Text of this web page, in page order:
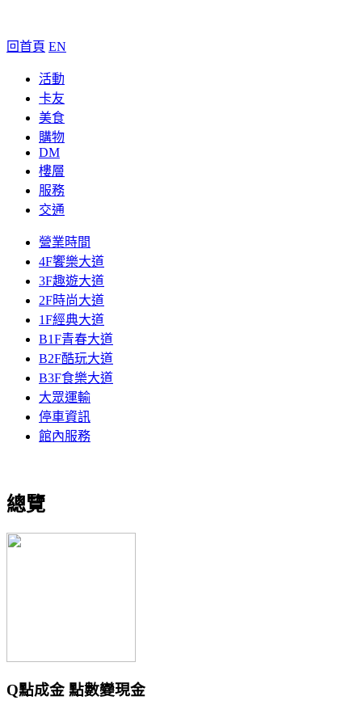
回首頁 EN
活動
卡友
美食
購物
DM
樓層
服務
交通
營業時間
4F饗樂大道
3F趣遊大道
2F時尚大道
1F經典大道
B1F青春大道
B2F酷玩大道
B3F食樂大道
大眾運輸
停車資訊
館內服務
總覽
Q點成金 點數變現金